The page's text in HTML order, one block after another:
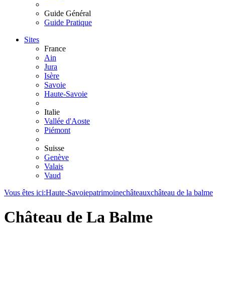
Guide Général
Guide Pratique
Sites
France
Ain
Jura
Isère
Savoie
Haute-Savoie
Italie
Vallée d'Aoste
Piémont
Suisse
Genève
Valais
Vaud
Vous êtes ici:Haute-Savoiepatrimoinechâteauxchâteau de la balme
Château de La Balme